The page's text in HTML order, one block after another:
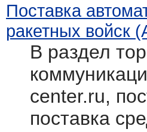
Поставка
ракетных войск
В раздел
center.ru,
поставка